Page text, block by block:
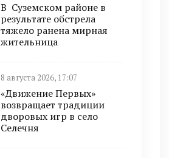
В Суземском районе в
результате обстрела
тяжело ранена мирная
жительница
8 августа 2026, 17:07
«Движение Первых»
возвращает традиции
дворовых игр в село
Селечня